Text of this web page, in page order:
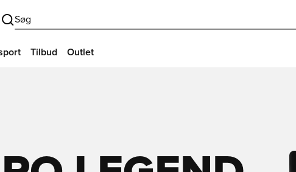
Søg
Tilbud Outlet